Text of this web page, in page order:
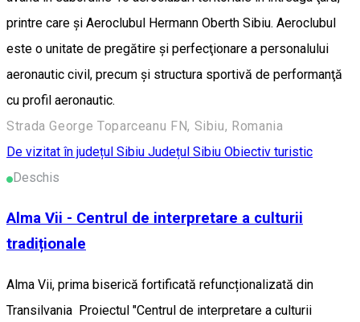
printre care şi Aeroclubul Hermann Oberth Sibiu. Aeroclubul
este o unitate de pregătire şi perfecţionare a personalului
aeronautic civil, precum şi structura sportivă de performanţă
cu profil aeronautic.
Strada George Toparceanu FN, Sibiu, Romania
De vizitat în județul Sibiu Județul Sibiu Obiectiv turistic
Deschis
Alma Vii - Centrul de interpretare a culturii
tradiționale
Alma Vii, prima biserică fortificată refuncționalizată din
Transilvania Proiectul "Centrul de interpretare a culturii